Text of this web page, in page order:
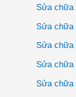
Sửa chữa
Sửa chữa
Sửa chữa
Sửa chữa
Sửa chữa